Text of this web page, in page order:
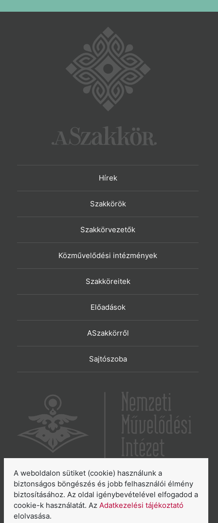
Hírek
Szakkörök
Szakkörvezetők
Közművelődési intézmények
Szakköreitek
Előadások
ASzakkörről
Sajtószoba
6065 Lakitelek, Szentkirályi út 2.
E-mail:aszakkor@nmi.hu
E-mail: titkarsag@nmi.hu
A weboldalon sütiket (cookie) használunk a
biztonságos böngészés és jobb felhasználói élmény
biztosításához. Az oldal igénybevételével elfogadod a
cookie-k használatát. Az Adatkezelési tájékoztató
elolvasása.